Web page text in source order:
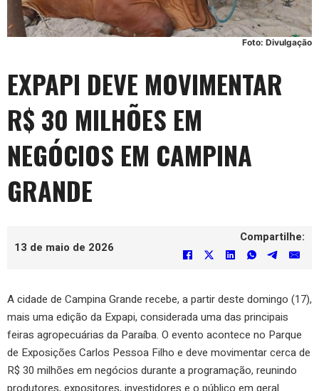
Foto: Divulgação
EXPAPI DEVE MOVIMENTAR
R$ 30 MILHÕES EM
NEGÓCIOS EM CAMPINA
GRANDE
13 de maio de 2026
Compartilhe:
A cidade de Campina Grande recebe, a partir deste domingo (17),
mais uma edição da Expapi, considerada uma das principais
feiras agropecuárias da Paraíba. O evento acontece no Parque
de Exposições Carlos Pessoa Filho e deve movimentar cerca de
R$ 30 milhões em negócios durante a programação, reunindo